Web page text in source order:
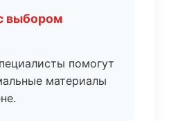
выбором
помогут
материалы